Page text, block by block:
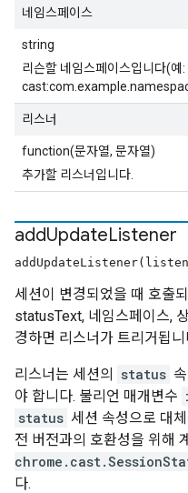
네임스페이스
string
리슨할 네임스페이스입니다(예
리스너
function(문자열, 문자열)
추가할 리스너입니다.
addUpdateListener
세션이 변경되었을 때 호출
statusText, 네임스페이스,
경하면 리스너가 트리거됩니
리스너는 세션의 status
야 합니다. 불리언 매개변수
status 세션 속성으로 대
전 버전과의 호환성을 위해
다.